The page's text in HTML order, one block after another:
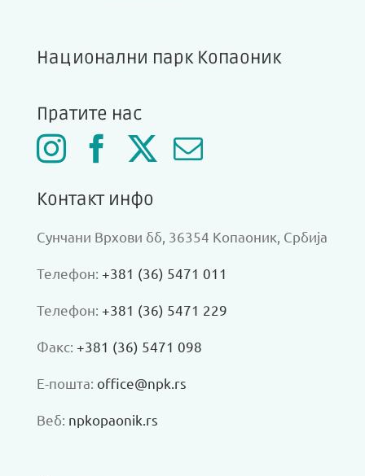
Национални парк Копаоник
Пратите нас
Контакт инфо
Сунчани Врхови бб, 36354 Копаоник, Србија
Телефон: +381 (36) 5471 011
Телефон: +381 (36) 5471 229
Факс: +381 (36) 5471 098
Е-пошта: office@npk.rs
Веб: npkopaonik.rs